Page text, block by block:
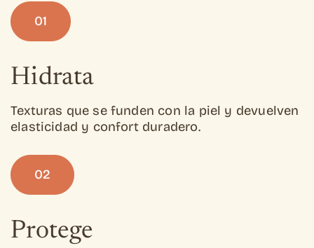
01
Hidrata
Texturas que se funden con la piel y devuelven
elasticidad y confort duradero.
02
Protege